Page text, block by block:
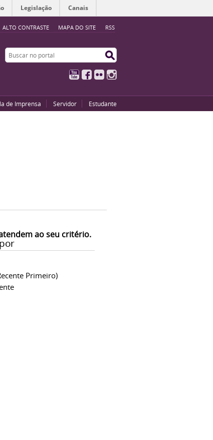
ALTO CONTRASTE MAPA DO SITE RSS
Legislação Canais
Buscar no portal
YouTubeFacebook
Flickr
de Imprensa Servidor Estudante
ao seu critério.
Primeiro)